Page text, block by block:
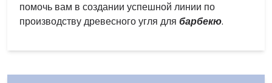
помочь вам в создании успешной линии по
производству древесного угля для барбекю.